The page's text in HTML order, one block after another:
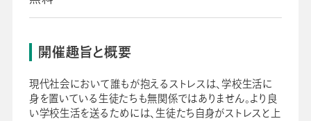
開催趣旨と概要
現代社会において誰もが抱えるストレスは、学校生活に
身を置いている生徒たちも無関係ではありません。より良
い学校生活を送るためには、生徒たち自身がストレスと上